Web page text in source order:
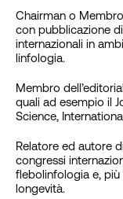
Chairman o
con pubblicazione
internazionali in
linfologia.
Membro
quali ad esempio il
Science,
Relatore ed autore
congressi
flebolinfologia e,
longevità.